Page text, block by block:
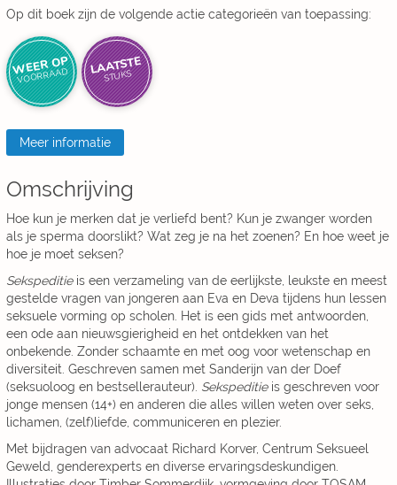
Op dit boek zijn de volgende actie categorieën van toepassing:
WEER OP
VOORRAAD LAATSTE
STUKS
Meer informatie
Omschrijving
Hoe kun je merken dat je verliefd bent? Kun je zwanger worden
als je sperma doorslikt? Wat zeg je na het zoenen? En hoe weet je
hoe je moet seksen?
Sekspeditieis een verzameling van de eerlijkste, leukste en meest
gestelde vragen van jongeren aan Eva en Deva tijdens hun lessen
seksuele vorming op scholen. Het is een gids met antwoorden,
een ode aan nieuwsgierigheid en het ontdekken van het
onbekende. Zonder schaamte en met oog voor wetenschap en
diversiteit. Geschreven samen met Sanderijn van der Doef
(seksuoloog en bestsellerauteur). Sekspeditieis geschreven voor
jonge mensen (14+) en anderen die alles willen weten over seks,
lichamen, (zelf)liefde, communiceren en plezier.
Met bijdragen van advocaat Richard Korver, Centrum Seksueel
Geweld, genderexperts en diverse ervaringsdeskundigen.